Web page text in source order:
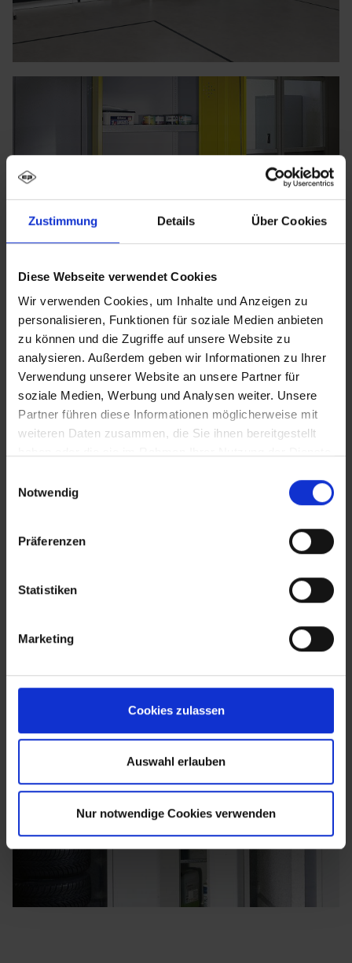
Zustimmung Details Über Cookies
Diese Webseite verwendet Cookies
Wir verwenden Cookies, um Inhalte und Anzeigen zu
personalisieren, Funktionen für soziale Medien anbieten
zu können und die Zugriffe auf unsere Website zu
analysieren. Außerdem geben wir Informationen zu Ihrer
Verwendung unserer Website an unsere Partner für
soziale Medien, Werbung und Analysen weiter. Unsere
Partner führen diese Informationen möglicherweise mit
weiteren Daten zusammen, die Sie ihnen bereitgestellt
Notwendig
Präferenzen
Statistiken
Marketing
Cookies zulassen
Auswahl erlauben
Nur notwendige Cookies verwenden